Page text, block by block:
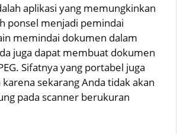
aplikasi yang memungkinkan
ponsel menjadi pemindai
memindai dokumen dalam
juga dapat membuat dokumen
Sifatnya yang portabel juga
sekarang Anda tidak akan
pada scanner berukuran